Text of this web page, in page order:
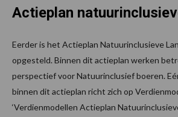
Actieplan
Eerder is het Actieplan Natuurinclusieve
opgesteld. Binnen dit actieplan werken
perspectief voor Natuurinclusief boeren.
binnen dit actieplan richt zich op
‘Verdienmodellen Actieplan